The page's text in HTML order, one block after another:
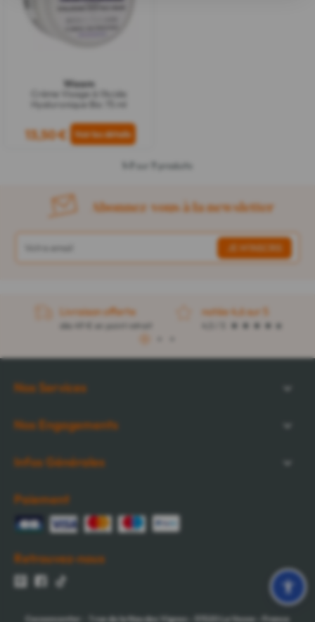
Waam
Crème Visage à l'Acide
13,50 €
produits
Abonnez-vous à la newsletter
Livraison offerte
dès 49 € en point retrait
notée 4,6 sur 5
1
Nos Services
Nos Engagements
Infos Générales
Paiement
Retrouvez-nous
Cocooncenter 1 rue de la Nau des Vignes La Veuve France